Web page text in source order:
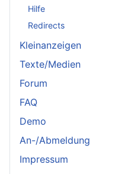
Hilfe
Redirects
Kleinanzeigen
Texte/Medien
Forum
FAQ
Demo
An-/Abmeldung
Impressum